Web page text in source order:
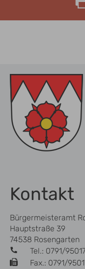
Kontakt
Bürgermeisteramt
Hauptstraße 39
74538 Rosengarten
Tel.: 0791/
Fax.: 0791/